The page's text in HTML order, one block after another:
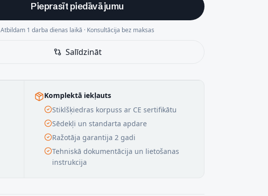
Pieprasīt piedāvājumu
Atbildam 1 darba dienas laikā · Konsultācija bez maksas
Salīdzināt
Komplektā iekļauts
Stiklšķiedras korpuss ar CE sertifikātu
Sēdekļi un standarta apdare
Ražotāja garantija 2 gadi
Tehniskā dokumentācija un lietošanas
instrukcija